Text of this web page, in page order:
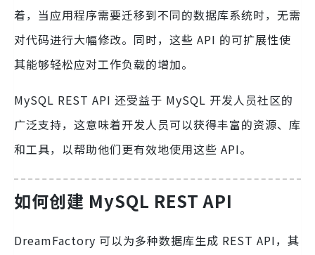
着，当应用程序需要迁移到不同的数据库系统时，无需
对代码进行大幅修改。同时，这些 API 的可扩展性使
其能够轻松应对工作负载的增加。
MySQL REST API 还受益于 MySQL 开发人员社区的
广泛支持，这意味着开发人员可以获得丰富的资源、库
和工具，以帮助他们更有效地使用这些 API。
如何创建 MySQL REST API
DreamFactory 可以为多种数据库生成 REST API，其